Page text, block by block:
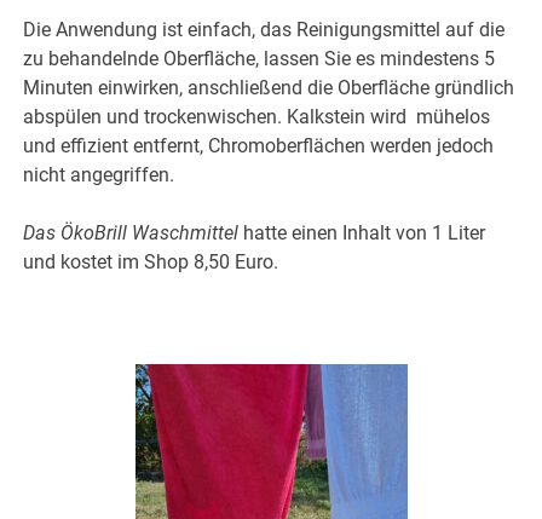
Die Anwendung ist einfach, das Reinigungsmittel auf die
zu behandelnde Oberfläche, lassen Sie es mindestens 5
Minuten einwirken, anschließend die Oberfläche gründlich
abspülen und trockenwischen. Kalkstein wird mühelos
und effizient entfernt, Chromoberflächen werden jedoch
nicht angegriffen.
Das ÖkoBrill Waschmittel hatte einen Inhalt von 1 Liter
und kostet im Shop 8,50 Euro.